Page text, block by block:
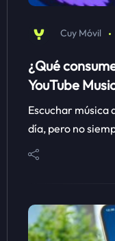
Cuy Móvil
¿Qué
YouTube
Escuchar música
día, pero no